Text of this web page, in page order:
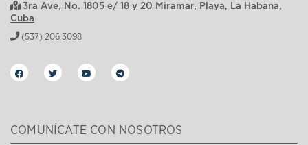
3ra Ave, No. 1805 e/ 18 y 20 Miramar, Playa, La Habana,
Cuba
(537) 206 3098
COMUNÍCATE CON NOSOTROS